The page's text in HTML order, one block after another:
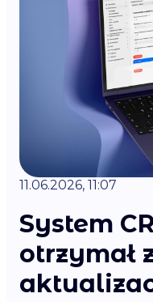
11.06.2026, 11:07
System
otrzymał